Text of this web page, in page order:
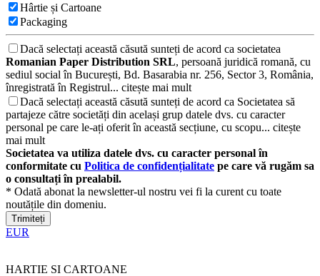
Hârtie și Cartoane
Packaging
Dacă selectați această căsută sunteți de acord ca societatea
Romanian Paper Distribution SRL, persoană juridică romană, cu
sediul social în București, Bd. Basarabia nr. 256, Sector 3, România,
înregistrată în Registrul... citește mai mult
Dacă selectați această căsută sunteți de acord ca Societatea să
partajeze către societăți din același grup datele dvs. cu caracter
personal pe care le-ați oferit în această secțiune, cu scopu... citește
mai mult
Societatea va utiliza datele dvs. cu caracter personal în
conformitate cu Politica de confidențialitate pe care vă rugăm sa
o consultați în prealabil.
* Odată abonat la newsletter-ul nostru vei fi la curent cu toate
noutățile din domeniu.
Trimiteți
EUR
HARTIE SI CARTOANE